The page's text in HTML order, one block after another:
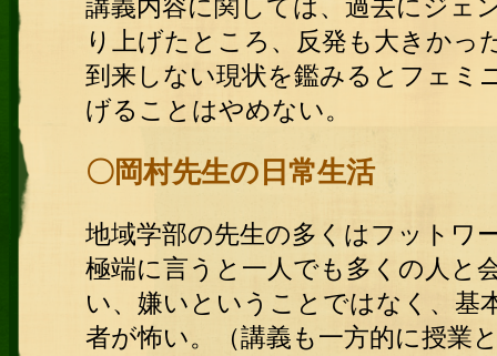
講義内容に関しては、過去にジェ
り上げたところ、反発も大きかっ
到来しない現状を鑑みるとフェミ
げることはやめない。
〇岡村先生の日常生活
地域学部の先生の多くはフットワ
極端に言うと一人でも多くの人と
い、嫌いということではなく、基
者が怖い。（講義も一方的に授業